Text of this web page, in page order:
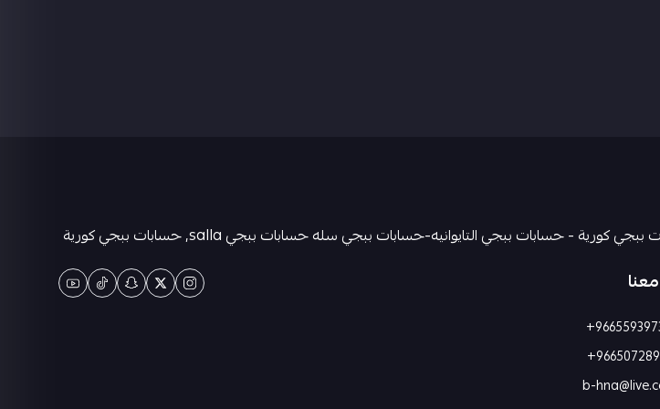
متجر كيان حسابات ببجي العالمية . حسابات ببجي عشوائية-متجر ببجي حسابات-حسابات ببجي كورية - حسابات ببجي التايوانيه-حسابات ببجي سله حسابات ببجي salla, حسابات ببجي كورية
b-